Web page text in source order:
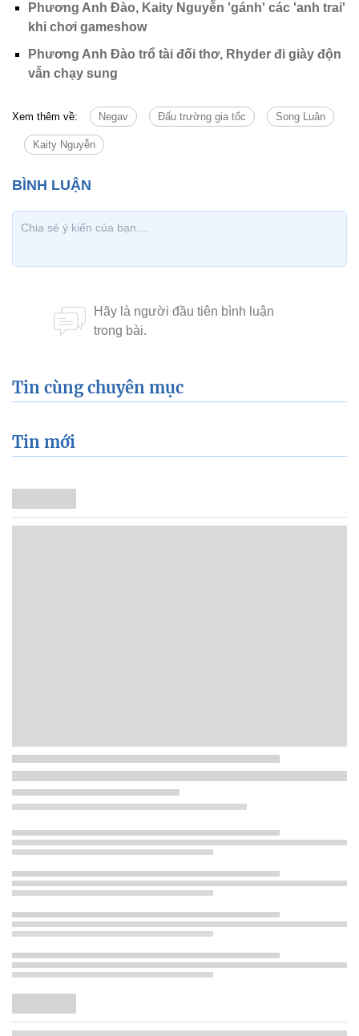
Phương Anh Đào, Kaity Nguyễn 'gánh' các 'anh trai'
khi chơi gameshow
Phương Anh Đào trổ tài đối thơ, Rhyder đi giày độn
vẫn chạy sung
Xem thêm về: Negav Đấu trường gia tốc Song Luân
Kaity Nguyễn
Tin cùng chuyên mục
Tin mới